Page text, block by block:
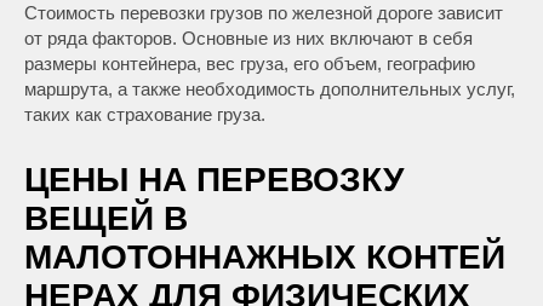
Стоимость перевозки грузов по железной дороге зависит
от ряда факторов. Основные из них включают в себя
размеры контейнера, вес груза, его объем, географию
маршрута, а также необходимость дополнительных услуг,
таких как страхование груза.
ЦЕНЫ НА ПЕРЕВОЗКУ
ВЕЩЕЙ В
МАЛОТОННАЖНЫХ КОНТЕЙ
НЕРАХ ДЛЯ ФИЗИЧЕСКИХ